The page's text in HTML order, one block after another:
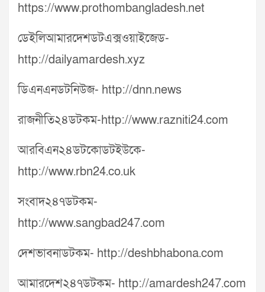
https://www.prothombangladesh.net
ডেইলিআমারদেশডটএক্সওয়াইজেড-
http://dailyamardesh.xyz
ডিএনএনডটনিউজ- http://dnn.news
রাজনীতি২৪ডটকম-http://www.razniti24.com
আরবিএন২৪ডটকোডটইউকে-
http://www.rbn24.co.uk
সংবাদ২৪৭ডটকম-
http://www.sangbad247.com
দেশভাবনাডটকম- http://deshbhabona.com
আমারদেশ২৪৭ডটকম- http://amardesh247.com